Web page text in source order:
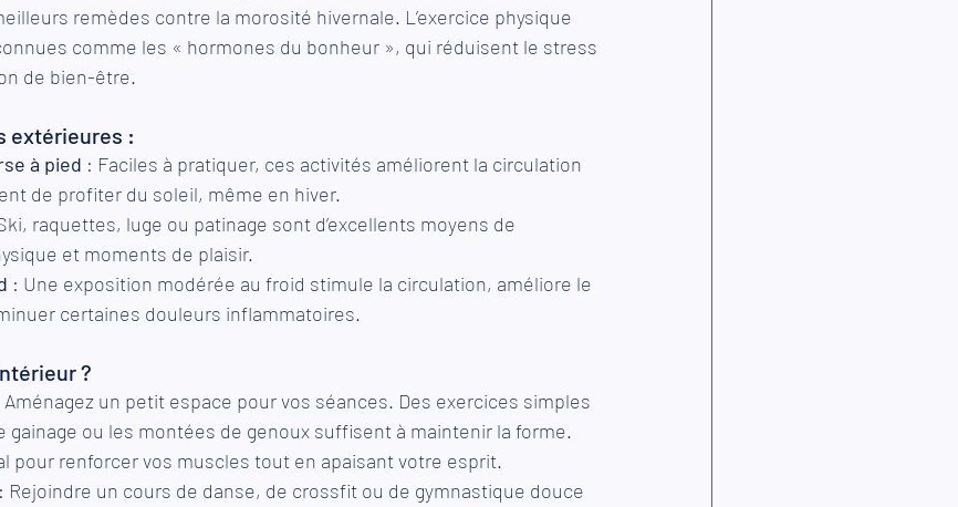
remèdes contre la morosité hivernale. L’exercice physique
comme les « hormones du bonheur », qui réduisent le stress
de bien-être.
extérieures :
à pied : Faciles à pratiquer, ces activités améliorent la circulation
de profiter du soleil, même en hiver.
raquettes, luge ou patinage sont d’excellents moyens de
et moments de plaisir.
: Une exposition modérée au froid stimule la circulation, améliore le
certaines douleurs inflammatoires.
?
Aménagez un petit espace pour vos séances. Des exercices simples
gainage ou les montées de genoux suffisent à maintenir la forme.
pour renforcer vos muscles tout en apaisant votre esprit.
: Rejoindre un cours de danse, de crossfit ou de gymnastique douce